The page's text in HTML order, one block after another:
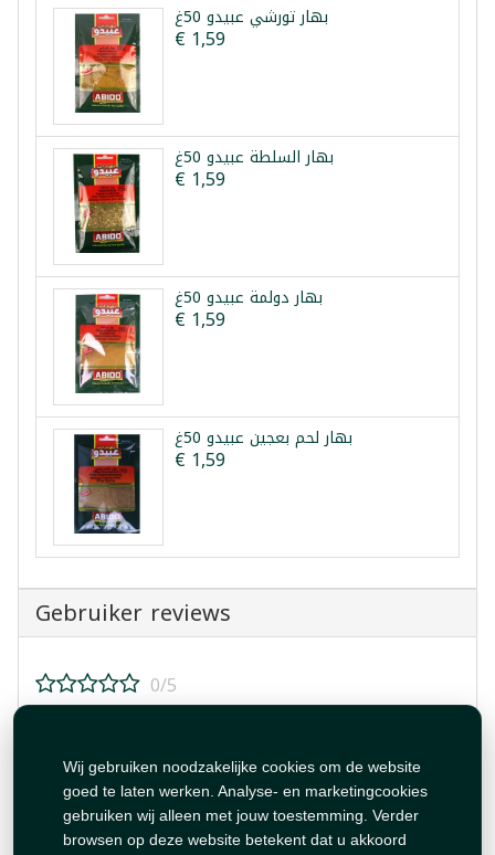
Wij gebruiken noodzakelijke cookies om de website
goed te laten werken. Analyse- en marketingcookies
gebruiken wij alleen met jouw toestemming. Verder
browsen op deze website betekent dat u akkoord
بهار تورشي عبيدو 50غ
€ 1,59
بهار السلطة عبيدو 50غ
€ 1,59
بهار دولمة عبيدو 50غ
€ 1,59
بهار لحم بعجين عبيدو 50غ
€ 1,59
Gebruiker reviews
0/5